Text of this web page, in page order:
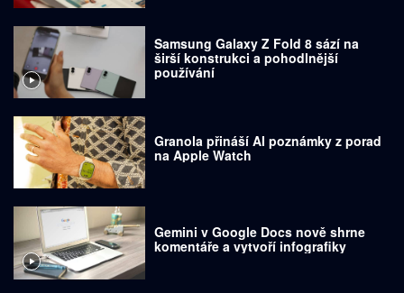
Samsung Galaxy Z Fold 8 sází na
širší konstrukci a pohodlnější
používání
Granola přináší AI poznámky z porad
na Apple Watch
Gemini v Google Docs nově shrne
komentáře a vytvoří infografiky